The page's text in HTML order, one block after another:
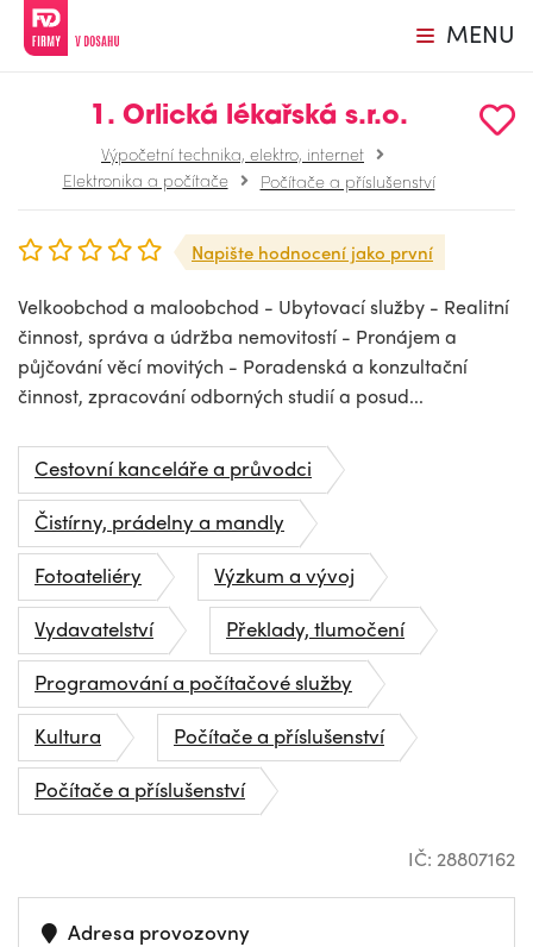
MENU
1. Orlická lékařská s.r.o.
Výpočetní technika, elektro, internet
Elektronika a počítače
Počítače a příslušenství
Napište hodnocení jako první
Velkoobchod a maloobchod - Ubytovací služby - Realitní
činnost, správa a údržba nemovitostí - Pronájem a
půjčování věcí movitých - Poradenská a konzultační
činnost, zpracování odborných studií a posud...
Cestovní kanceláře a průvodci
Čistírny, prádelny a mandly
Fotoateliéry
Výzkum a vývoj
Vydavatelství
Překlady, tlumočení
Programování a počítačové služby
Kultura
Počítače a příslušenství
Počítače a příslušenství
IČ: 28807162
Adresa provozovny